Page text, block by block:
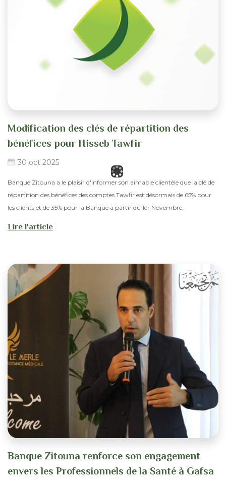
Modification des clés de répartition des
bénéfices pour Hisseb Tawfir
30 oct 2025
Banque Zitouna a le plaisir d'informer son aimable clientèle que la clé de
répartition des bénéfices des comptes Tawfir est désormais de 65% pour
les clients et de 35% pour la Banque à partir du 1er Novembre.
Lire l'article
Banque Zitouna renforce son engagement
envers les Professionnels de la Santé à Gafsa